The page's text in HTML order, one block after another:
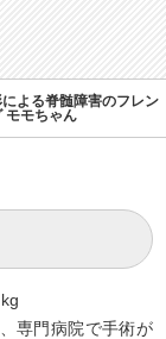
よる脊髄障害のフレン
モモちゃん
専門病院で手術が